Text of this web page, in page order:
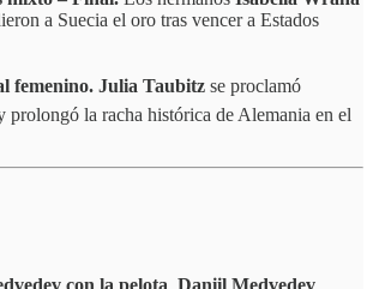
a Suecia el oro tras vencer a Estados
femenino. Julia Taubitz se proclamó
prolongó la racha histórica de Alemania en el
con la pelota Daniil Medvedev